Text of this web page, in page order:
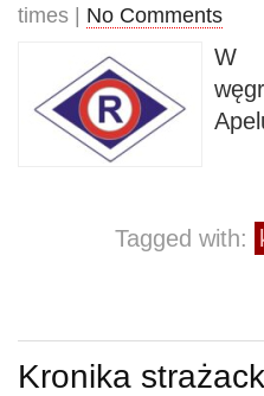
times | No Comments
W
Tagged with:
Kronika